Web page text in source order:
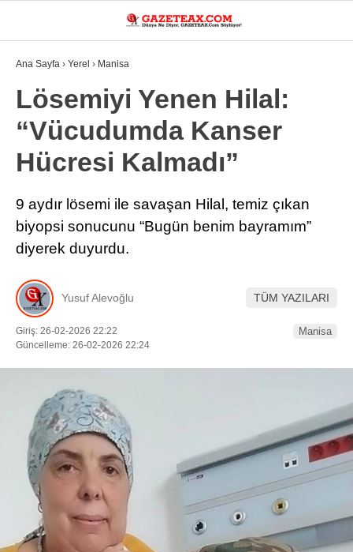
WhatsApp İhbar Hattı
Facebook
19.9
MANISA
DÜNYA
ASAYIŞ
SIYASET
EKONOMI
SPOR
YEREL
EĞITIM
Ana Sayfa › Yerel › Manisa
Lösemiyi Yenen Hilal:
“Vücudumda Kanser
Hücresi Kalmadı”
9 aydır lösemi ile savaşan Hilal, temiz çıkan
biyopsi sonucunu “Bugün benim bayramım”
diyerek duyurdu.
Yusuf Alevoğlu TÜM YAZILARI
Giriş: 26-02-2026 22:22
Güncelleme: 26-02-2026 22:24
Manisa